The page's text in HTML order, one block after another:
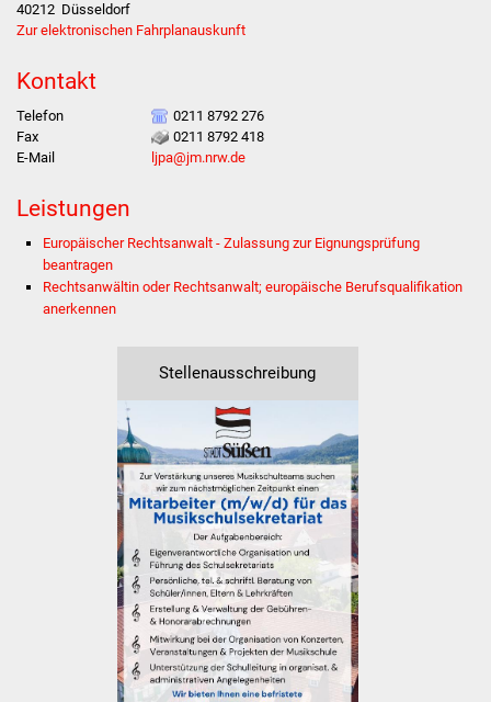
Veröffentlichungen
FNP / Bebauungspläne
Jubiläumsjahr 2021
Projekte
Schulentwicklung Bizet
Sanierung Hallenbad
Sanierung Bizethalle
Ortsentwicklung
Presse
Bürger & Service
40212 Düsseldorf
Zur elektronischen Fahrplanauskunft
Kontakt
Telefon
0211 8792 276
Fax
0211 8792 418
E-Mail
ljpa@jm.nrw.de
Leistungen
Europäischer Rechtsanwalt - Zulassung zur Eignungsprüfung
beantragen
Rechtsanwältin oder Rechtsanwalt; europäische Berufsqualifikation
anerkennen
Stellenausschreibung